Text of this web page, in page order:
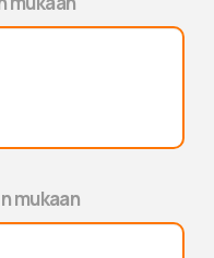
mukaan